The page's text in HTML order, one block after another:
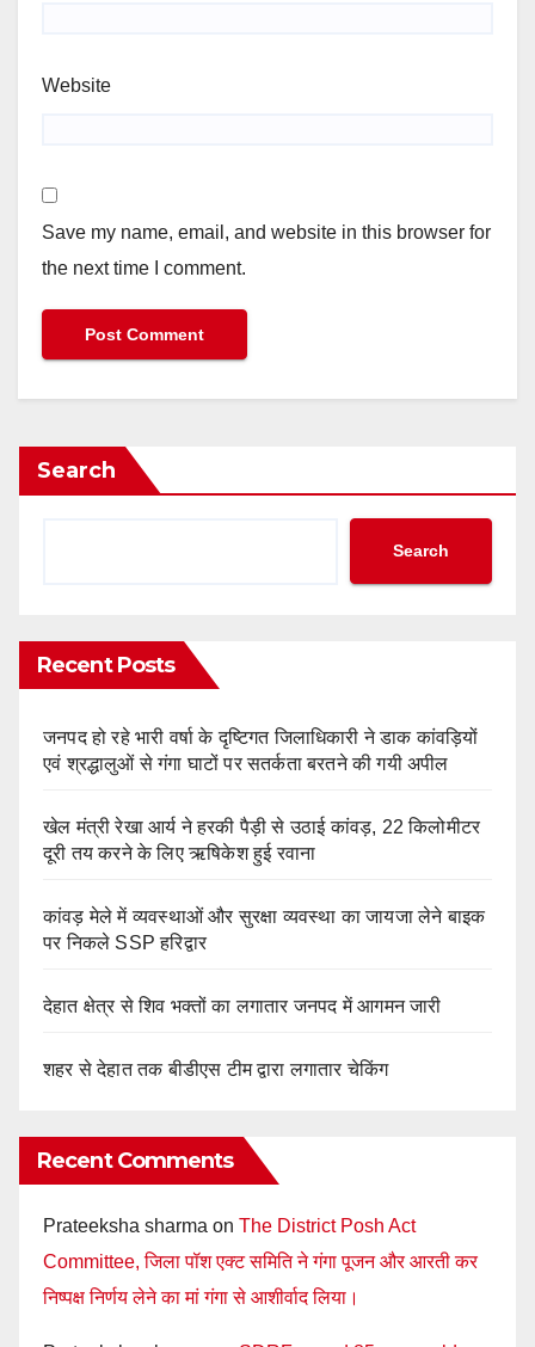
Website
Save my name, email, and website in this browser for
the next time I comment.
Search
Search
Recent Posts
जनपद हो रहे भारी वर्षा के दृष्टिगत जिलाधिकारी ने डाक कांवड़ियों
एवं श्रद्धालुओं से गंगा घाटों पर सतर्कता बरतने की गयी अपील
खेल मंत्री रेखा आर्य ने हरकी पैड़ी से उठाई कांवड़, 22 किलोमीटर
दूरी तय करने के लिए ऋषिकेश हुई रवाना
कांवड़ मेले में व्यवस्थाओं और सुरक्षा व्यवस्था का जायजा लेने बाइक
पर निकले SSP हरिद्वार
देहात क्षेत्र से शिव भक्तों का लगातार जनपद में आगमन जारी
शहर से देहात तक बीडीएस टीम द्वारा लगातार चेकिंग
Recent Comments
Prateeksha sharma on The District Posh Act
Committee, जिला पॉश एक्ट समिति ने गंगा पूजन और आरती कर
निष्पक्ष निर्णय लेने का मां गंगा से आशीर्वाद लिया।